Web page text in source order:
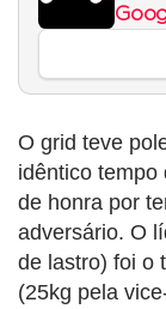
O grid teve
idêntico tempo
de honra por
adversário. O
de lastro) foi o
(25kg pela